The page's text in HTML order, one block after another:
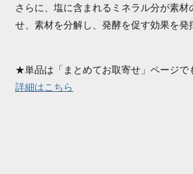
さらに、塩に含まれるミネラル分が素材
せ、素材を分解し、発酵を促す効果を発
★単品は「まとめてお取寄せ」ページで
詳細はこちら